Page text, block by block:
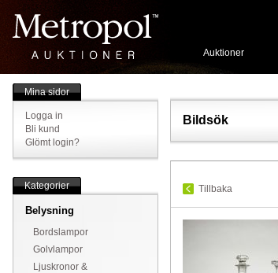
Auktioner
Mina sidor
Logga in
Bli kund
Glömt login?
Kategorier
Belysning
Bordslampor
Golvlampor
Ljuskronor &
Bildsök
Tillbaka